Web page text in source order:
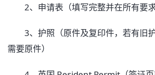
2、申请表（填写完整并在所有要求
3、护照（原件及复印件，若有旧
需要原件）